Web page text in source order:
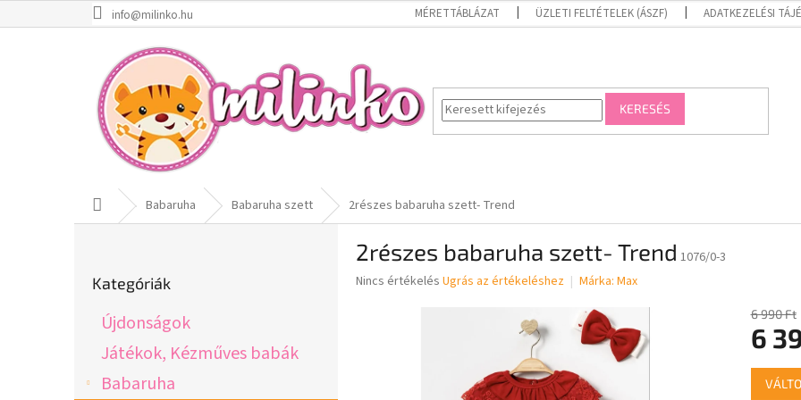
a
info@milinko.hu MÉRETTÁBLÁZAT ÜZLETI FELTÉTELEK (ÁSZF) ADATKEZELÉSI
KERESÉS
KezdőlapBabaruha Babaruha szett 2részes babaruha szett- Trend
átugrása
Kategóriák
Újdonságok
Játékok, Kézműves babák
Babaruha
2részes babaruha szett- Trend 1076/0-3
A
Nincs értékelés Ugrás az értékeléshez Márka: Max
6 990 Ft
6